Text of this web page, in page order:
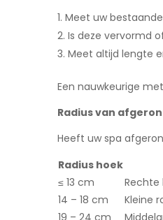
Meet uw
Is deze vervormd
Meet altijd lengte
Een nauwkeurige
Radius van
Heeft uw spa
Radius hoek
≤ 13 cm
Rechte
14 – 18 cm
Kleine
19 – 24 cm